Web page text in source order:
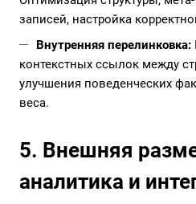
записей, настройка
Внутренняя перелинковка:
контекстных ссылок между
улучшения поведенческих
веса.
5. Внешняя
аналитика и